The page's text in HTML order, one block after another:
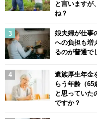
と言いますが
ね？
娘夫婦が仕事
への負担も増
るのが普通で
遺族厚生年金
らう年齢（65
と思っていた
ですか？